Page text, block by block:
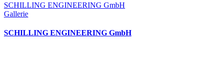
SCHILLING ENGINEERING GmbH
Gallerie
SCHILLING ENGINEERING GmbH